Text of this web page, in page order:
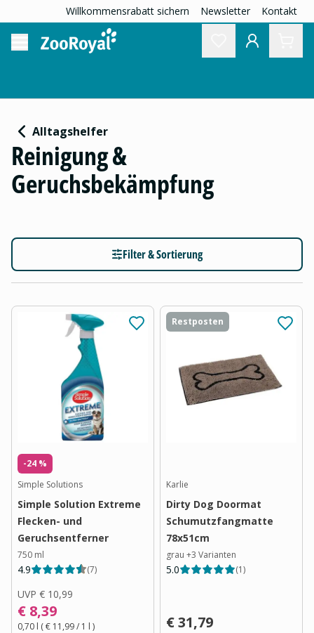
Willkommensrabatt sichern Newsletter Kontakt
Alltagshelfer
Reinigung &
Geruchsbekämpfung
Filter & Sortierung
-24 %
Simple Solutions
Simple Solution Extreme
Flecken- und
Geruchsentferner
750 ml
4.9 (7)
UVP € 10,99
€ 8,39
0,70 l (€ 11,99/ 1 l )
Restposten
Karlie
Dirty Dog Doormat
Schumutzfangmatte
78x51cm
grau +3 Varianten
5.0 (1)
€ 31,79